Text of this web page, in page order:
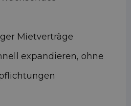
Mietverträge
expandieren, ohne